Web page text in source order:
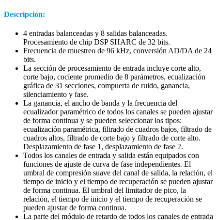
Descripción:
4 entradas balanceadas y 8 salidas balanceadas.
Procesamiento de chip DSP SHARC de 32 bits.
Frecuencia de muestreo de 96 kHz, conversión AD/DA de 24
bits.
La sección de procesamiento de entrada incluye corte alto,
corte bajo, cociente promedio de 8 parámetros, ecualización
gráfica de 31 secciones, compuerta de ruido, ganancia,
silenciamiento y fase.
La ganancia, el ancho de banda y la frecuencia del
ecualizador paramétrico de todos los canales se pueden ajustar
de forma continua y se pueden seleccionar los tipos:
ecualización paramétrica, filtrado de cuadros bajos, filtrado de
cuadros altos, filtrado de corte bajo y filtrado de corte alto.
Desplazamiento de fase 1, desplazamiento de fase 2.
Todos los canales de entrada y salida están equipados con
funciones de ajuste de curva de fase independientes. El
umbral de compresión suave del canal de salida, la relación, el
tiempo de inicio y el tiempo de recuperación se pueden ajustar
de forma continua. El umbral del limitador de pico, la
relación, el tiempo de inicio y el tiempo de recuperación se
pueden ajustar de forma continua.
La parte del módulo de retardo de todos los canales de entrada